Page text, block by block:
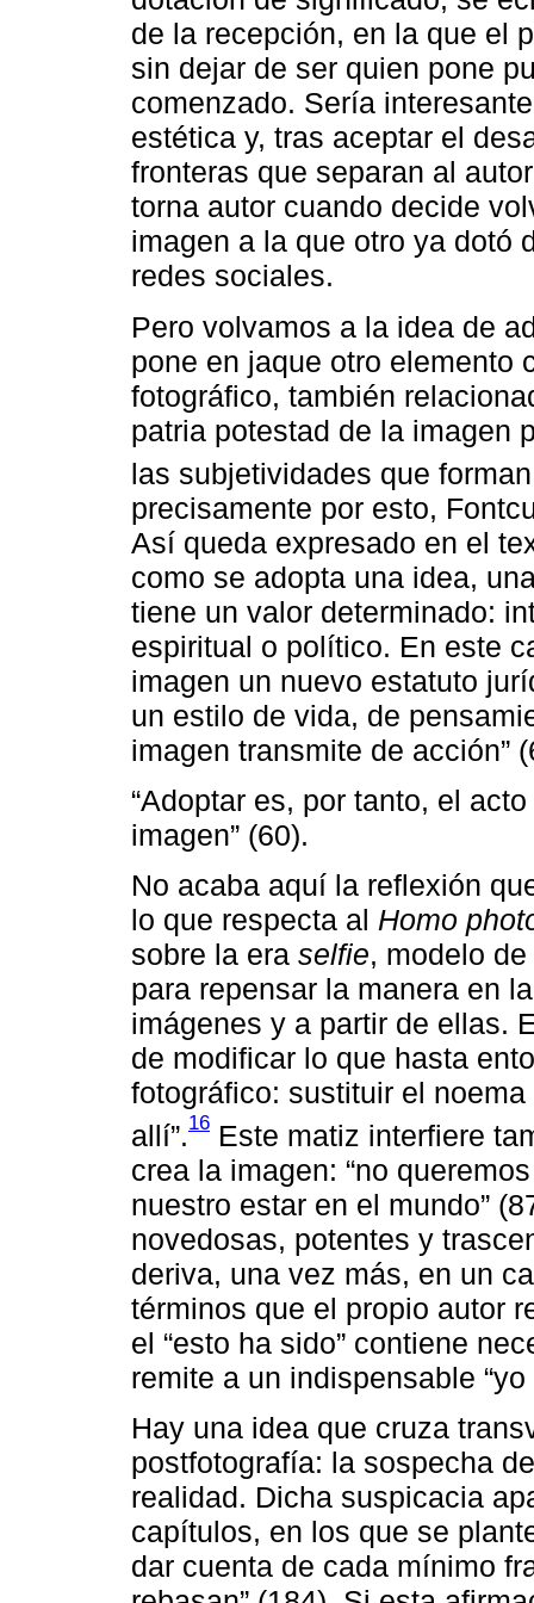
de la recepción, en la que el
sin dejar de ser quien pone
comenzado. Sería
estética y, tras aceptar el
fronteras que separan al
torna autor cuando decide
imagen a la que otro ya dotó
redes sociales.
Pero volvamos a la idea de
pone en jaque otro elemento
fotográfico, también
patria potestad de la imagen
las subjetividades que
precisamente por esto,
Así queda expresado en el
como se adopta una idea,
tiene un valor determinado:
espiritual o político. En este
imagen un nuevo estatuto
un estilo de vida, de
imagen transmite de acción”
“Adoptar es, por tanto, el
imagen” (60).
No acaba aquí la reflexión
lo que respecta al Homo
sobre la era selfie, modelo
para repensar la manera en
imágenes y a partir de ellas.
de modificar lo que hasta
fotográfico: sustituir el noema
allí”.16 Este matiz interfiere
crea la imagen: “no
nuestro estar en el mundo”
novedosas, potentes y
deriva, una vez más, en un
términos que el propio autor
el “esto ha sido” contiene
remite a un indispensable
Hay una idea que cruza
postfotografía: la sospecha
realidad. Dicha suspicacia
capítulos, en los que se
dar cuenta de cada mínimo